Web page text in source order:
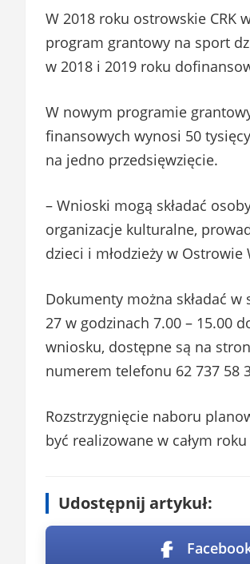
W 2018 roku ostrowskie CRK
program grantowy na sport
w 2018 i 2019 roku
W nowym programie
finansowych wynosi 50
na jedno przedsięwzięcie.
– Wnioski mogą składać
organizacje kulturalne,
dzieci i młodzieży w
Dokumenty można składać
27 w godzinach 7.00 – 15.00
wniosku, dostępne są na
numerem telefonu 62 737 58
Rozstrzygnięcie naboru
być realizowane w całym
Udostępnij artykuł: